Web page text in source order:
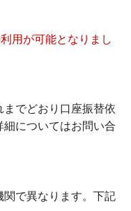
用が可能となりまし
までどおり口座振替依
についてはお問い合
で異なります。下記